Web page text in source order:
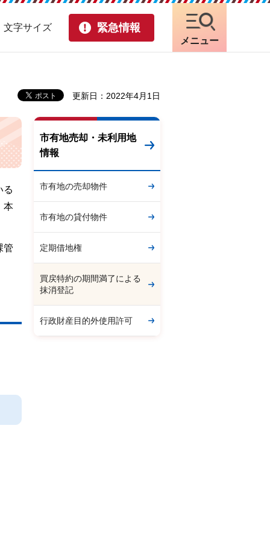
文字サイズ 緊急情報
メニュー
更新日：2022年4月1日
る
本
管
市有地売却・未利用地
情報
市有地の売却物件
市有地の貸付物件
定期借地権
買戻特約の期間満了による
抹消登記
行政財産目的外使用許可